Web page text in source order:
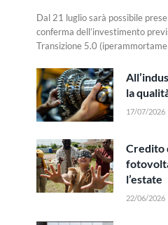
Dal 21 luglio sarà possibile
conferma dell’investimento
Transizione 5.0
la
17/07/2026
Credito
l’estate
22/06/2026